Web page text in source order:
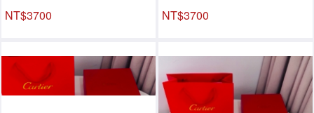
NT$3700 NT$3700